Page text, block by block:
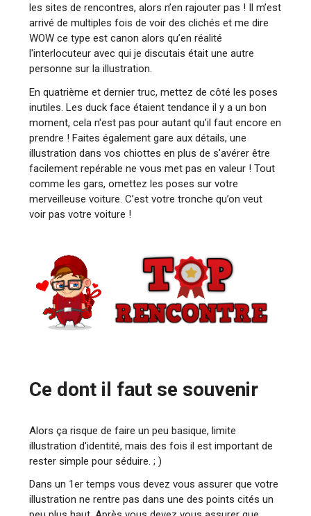
les sites de rencontres, alors n’en rajouter pas ! Il m’est
arrivé de multiples fois de voir des clichés et me dire
WOW ce type est canon alors qu’en réalité
l'interlocuteur avec qui je discutais était une autre
personne sur la illustration.
En quatrième et dernier truc, mettez de côté les poses
inutiles. Les duck face étaient tendance il y a un bon
moment, cela n'est pas pour autant qu’il faut encore en
prendre ! Faites également gare aux détails, une
illustration dans vos chiottes en plus de s'avérer être
facilement repérable ne vous met pas en valeur ! Tout
comme les gars, omettez les poses sur votre
merveilleuse voiture. C’est votre tronche qu’on veut
voir pas votre voiture !
Ce dont il faut se souvenir
Alors ça risque de faire un peu basique, limite
illustration d'identité, mais des fois il est important de
rester simple pour séduire. ; )
Dans un 1er temps vous devez vous assurer que votre
illustration ne rentre pas dans une des points cités un